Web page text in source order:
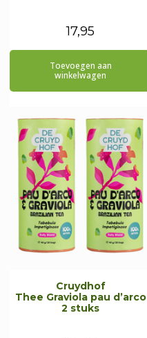
17,95
Toevoegen aan
winkelwagen
Cruydhof
Thee Graviola pau d’arco
2 stuks